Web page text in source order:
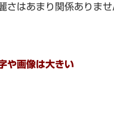
さはあまり関係ありませ
や画像は大きい